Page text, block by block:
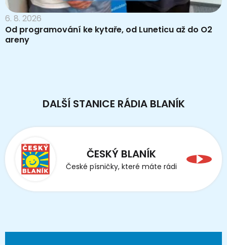
6. 8. 2026
Od programování ke kytaře, od Luneticu až do O2
areny
DALŠÍ STANICE RÁDIA BLANÍK
ČESKÝ BLANÍK
České písničky, které máte rádi